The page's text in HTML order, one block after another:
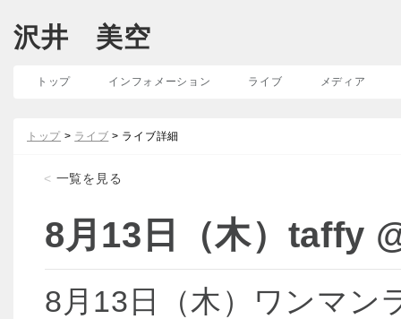
沢井 美空
トップ インフォメーション ライブ メディア
トップ > ライブ > ライブ詳細
< 一覧を見る
8月13日（木）taffy
8月13日（木）ワンマン